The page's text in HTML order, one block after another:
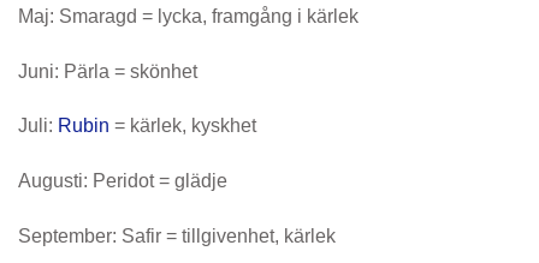
Maj: Smaragd = lycka, framgång i kärlek
Juni: Pärla = skönhet
Juli: Rubin = kärlek, kyskhet
Augusti: Peridot = glädje
September: Safir = tillgivenhet, kärlek